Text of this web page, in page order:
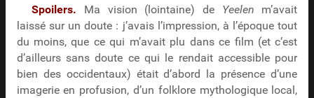
Spoilers. Ma vision (lointaine) de Yeelen m’avait
laissé sur un doute : j’avais l’impression, à l’époque tout
du moins, que ce qui m’avait plu dans ce film (et c’est
d’ailleurs sans doute ce qui le rendait accessible pour
bien des occidentaux) était d’abord la présence d’une
imagerie en profusion, d’un folklore mythologique local,